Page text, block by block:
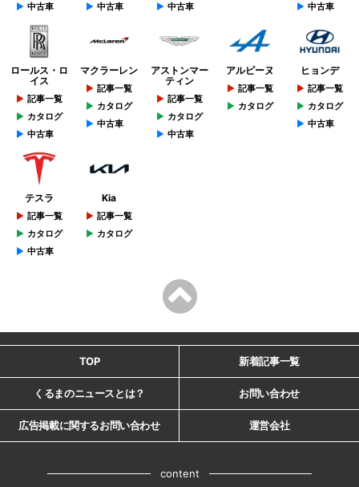
中古車
中古車
中古車
中古車
ロールス・ロ
イス
記事一覧
カタログ
中古車
マクラーレン
記事一覧
カタログ
中古車
アストンマー
ティン
記事一覧
カタログ
中古車
アルピーヌ
記事一覧
カタログ
ヒョンデ
記事一覧
カタログ
中古車
テスラ
記事一覧
カタログ
中古車
Kia
記事一覧
カタログ
TOP 新着記事一覧
くるまのニュースとは？ お問い合わせ
広告掲載に関するお問い合わせ 運営会社
content